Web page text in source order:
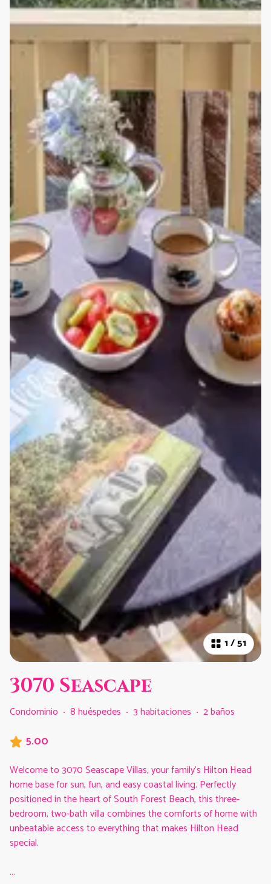
1/51
3070 Seascape
Condominio · 8 huéspedes · 3 habitaciones · 2 baños
5.00
Welcome to 3070 Seascape Villas, your family’s Hilton Head
home base for sun, fun, and easy coastal living. Perfectly
positioned in the heart of South Forest Beach, this three-
bedroom, two-bath villa combines the comforts of home with
unbeatable access to everything that makes Hilton Head
special.
...